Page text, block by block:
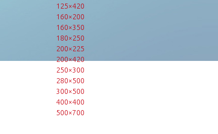
125×420
160×200
160×350
180×250
200×225
200×420
250×300
280×500
300×500
400×400
500×700